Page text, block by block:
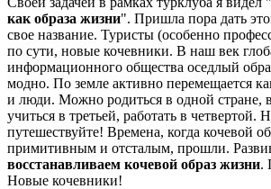
как образа жизни". Пришла пора дать
свое название. Туристы (особенно
по сути, новые кочевники. В наш век
информационного общества оседлый
модно. По земле активно перемещается
и люди. Можно родиться в одной стране,
учиться в третьей, работать в четвертой.
путешествуйте! Времена, когда кочевой
примитивным и отсталым, прошли.
восстанавливаем кочевой образ жизни.
Новые кочевники!